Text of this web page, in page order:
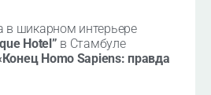
в шикарном интерьере
Hotel” в Стамбуле
Homo Sapiens: правда